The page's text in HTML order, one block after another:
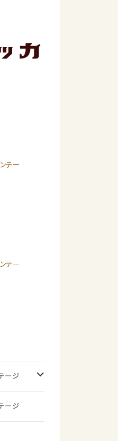
テー
テー
ージ
ージ